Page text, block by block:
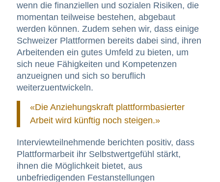
wenn die finanziellen und sozialen Risiken, die
momentan teilweise bestehen, abgebaut
werden können. Zudem sehen wir, dass einige
Schweizer Plattformen bereits dabei sind, ihren
Arbeitenden ein gutes Umfeld zu bieten, um
sich neue Fähigkeiten und Kompetenzen
anzueignen und sich so beruflich
weiterzuentwickeln.
«Die Anziehungskraft plattformbasierter
Arbeit wird künftig noch steigen.»
Interviewteilnehmende berichten positiv, dass
Plattformarbeit ihr Selbstwertgefühl stärkt,
ihnen die Möglichkeit bietet, aus
unbefriedigenden Festanstellungen